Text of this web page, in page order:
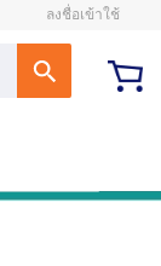
ลงชื่อเข้าใช้